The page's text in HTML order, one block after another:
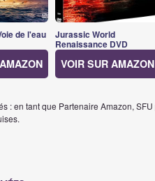
de l'eau Jurassic World
Renaissance DVD
VOIR SUR AMAZON
: en tant que Partenaire Amazon,